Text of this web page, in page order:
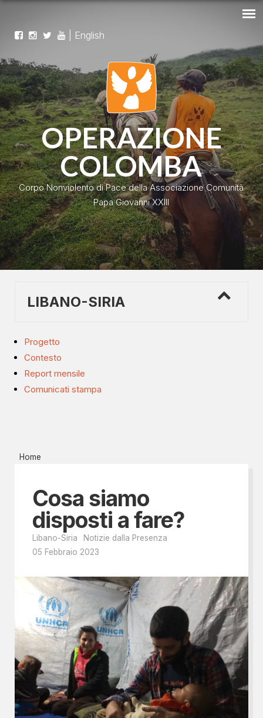
English
OPERAZIONE
COLOMBA
Corpo Nonviolento di Pace della Associazione Comunità
Papa Giovanni XXIII
LIBANO-SIRIA
Progetto
Contesto
Report mensile
Comunicati stampa
Home
Cosa siamo
disposti a fare?
Libano-Siria
Notizie dalla Presenza
05 Febbraio 2023